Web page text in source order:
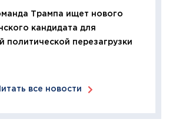
Трампа ищет нового
кандидата для
политической перезагрузки
все новости